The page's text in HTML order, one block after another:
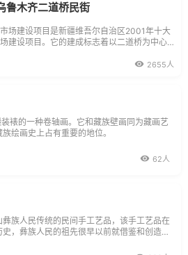
鲁木齐二道桥民街
场建设项目是新疆维吾尔自治区2001年十大
建设项目。它的建成标志着以二道桥为中心
合接轨。二道橘市塌位于乌市解放南路37号。
2655人
裱的一种卷轴画。它和藏族壁画同为藏画艺
绘画史上占有重要的地位。
62人
族人民传统的民间手工艺品，该手工艺品在
，彝族人民的祖先很早以前就借鉴和创造了